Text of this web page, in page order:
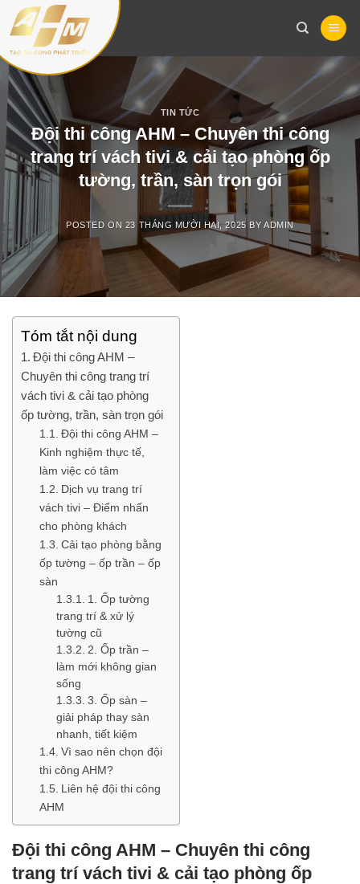
Skip
content
TIN TỨC
Đội thi công AHM – Chuyên thi công
trang trí vách tivi & cải tạo phòng ốp
tường, trần, sàn trọn gói
POSTED ON 23 THÁNG MƯỜI HAI, 2025 BY ADMIN
Tóm tắt nội dung
Đội thi công AHM –
Chuyên thi công trang trí
vách tivi & cải tạo phòng
ốp tường, trần, sàn trọn gói
Đội thi công AHM –
Kinh nghiệm thực tế,
làm việc có tâm
Dịch vụ trang trí
vách tivi – Điểm nhấn
cho phòng khách
Cải tạo phòng bằng
ốp tường – ốp trần – ốp
sàn
1. Ốp tường
trang trí & xử lý
tường cũ
2. Ốp trần –
làm mới không gian
sống
3. Ốp sàn –
giải pháp thay sàn
nhanh, tiết kiệm
Vì sao nên chọn đội
thi công AHM?
Liên hệ đội thi công
AHM
Đội thi công AHM – Chuyên thi công
trang trí vách tivi & cải tạo phòng ốp